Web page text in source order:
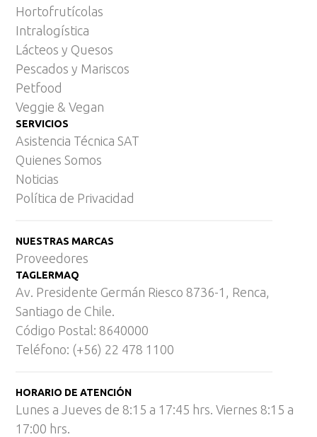
Hortofrutícolas
Intralogística
Lácteos y Quesos
Pescados y Mariscos
Petfood
Veggie & Vegan
SERVICIOS
Asistencia Técnica SAT
Quienes Somos
Noticias
Política de Privacidad
NUESTRAS MARCAS
Proveedores
TAGLERMAQ
Av. Presidente Germán Riesco 8736-1, Renca,
Santiago de Chile.
Código Postal: 8640000
Teléfono: (+56) 22 478 1100
HORARIO DE ATENCIÓN
Lunes a Jueves de 8:15 a 17:45 hrs. Viernes 8:15 a
17:00 hrs.